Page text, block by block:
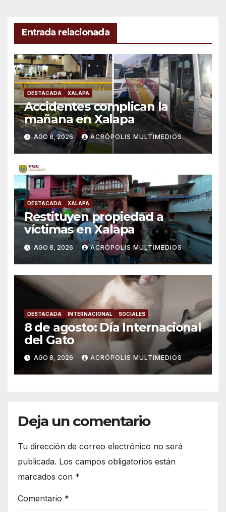
Entrada relacionada
DESTACADA XALAPA
Accidentes complican la
mañana en Xalapa
AGO 8, 2026 ACRÓPOLIS MULTIMEDIOS
DESTACADA XALAPA
Restituyen propiedad a
víctimas en Xalapa
AGO 8, 2026 ACRÓPOLIS MULTIMEDIOS
DESTACADA INTERNACIONAL SOCIALES
8 de agosto: Día Internacional
del Gato
AGO 8, 2026 ACRÓPOLIS MULTIMEDIOS
Deja un comentario
Tu dirección de correo electrónico no será
publicada. Los campos obligatorios están
marcados con *
Comentario *